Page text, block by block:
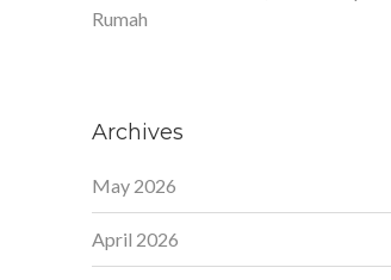
Rumah
Archives
May 2026
April 2026